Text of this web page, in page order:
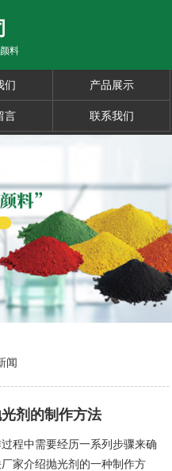
料
们 产品展示
言 联系我们
闻
剂的制作方法
中需要经历一系列步骤来确
家介绍抛光剂的一种制作方